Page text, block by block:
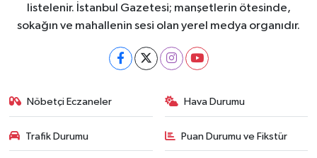
listelenir. İstanbul Gazetesi; manşetlerin ötesinde,
sokağın ve mahallenin sesi olan yerel medya organıdır.
Nöbetçi Eczaneler Hava Durumu
Trafik Durumu Puan Durumu ve Fikstür